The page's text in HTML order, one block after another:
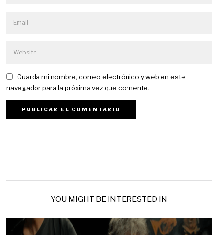
Guarda mi nombre, correo electrónico y web en este
navegador para la próxima vez que comente.
YOU MIGHT BE INTERESTED IN